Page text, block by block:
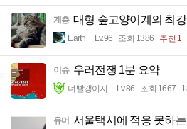
계층 대형 숲고양이계의 최
Earth Lv.96 조회 1386 추천 1
이슈 우러전쟁 1분 요약
너빨갱이지 Lv.86 조회 1667
유머 서울택시에 적응 못하